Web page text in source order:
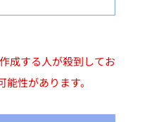
成する人が殺到してお
性があります。